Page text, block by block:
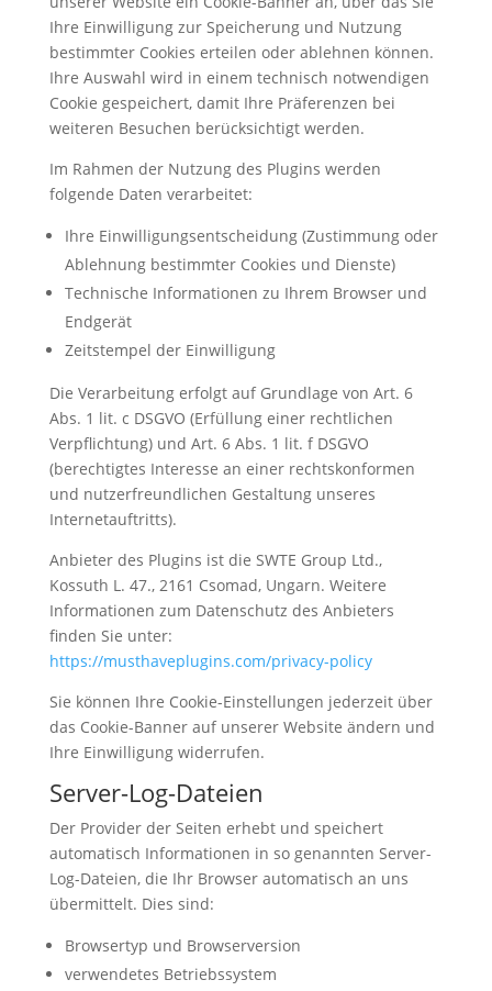
Ihre Einwilligung zur Speicherung und Nutzung
bestimmter Cookies erteilen oder ablehnen können.
Ihre Auswahl wird in einem technisch notwendigen
Cookie gespeichert, damit Ihre Präferenzen bei
weiteren Besuchen berücksichtigt werden.
Im Rahmen der Nutzung des Plugins werden
folgende Daten verarbeitet:
Ihre Einwilligungsentscheidung (Zustimmung oder
Ablehnung bestimmter Cookies und Dienste)
Technische Informationen zu Ihrem Browser und
Endgerät
Zeitstempel der Einwilligung
Die Verarbeitung erfolgt auf Grundlage von Art. 6
Abs. 1 lit. c DSGVO (Erfüllung einer rechtlichen
Verpflichtung) und Art. 6 Abs. 1 lit. f DSGVO
(berechtigtes Interesse an einer rechtskonformen
und nutzerfreundlichen Gestaltung unseres
Internetauftritts).
Anbieter des Plugins ist die SWTE Group Ltd.,
Kossuth L. 47., 2161 Csomad, Ungarn. Weitere
Informationen zum Datenschutz des Anbieters
finden Sie unter:
https://musthaveplugins.com/privacy-policy
Sie können Ihre Cookie-Einstellungen jederzeit über
das Cookie-Banner auf unserer Website ändern und
Ihre Einwilligung widerrufen.
Server-Log-Dateien
Der Provider der Seiten erhebt und speichert
automatisch Informationen in so genannten Server-
Log-Dateien, die Ihr Browser automatisch an uns
übermittelt. Dies sind:
Browsertyp und Browserversion
verwendetes Betriebssystem